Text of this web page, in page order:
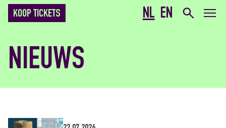
NL EN
KOOP TICKETS
NIEUWS